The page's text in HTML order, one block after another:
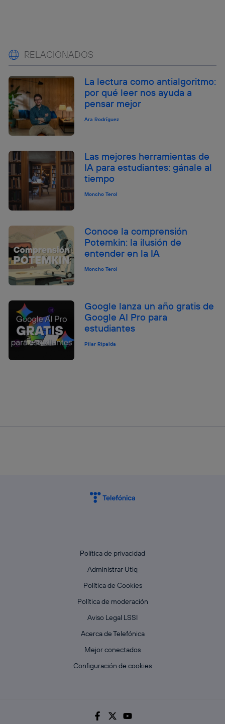
RELACIONADOS
La lectura como antialgoritmo:
por qué leer nos ayuda a
pensar mejor
Ara Rodríguez
Las mejores herramientas de
IA para estudiantes: gánale al
tiempo
Moncho Terol
Conoce la comprensión
Potemkin: la ilusión de
entender en la IA
Moncho Terol
Google lanza un año gratis de
Google AI Pro para
estudiantes
Pilar Ripalda
Política de privacidad
Administrar Utiq
Política de Cookies
Política de moderación
Aviso Legal LSSI
Acerca de Telefónica
Mejor conectados
Configuración de cookies